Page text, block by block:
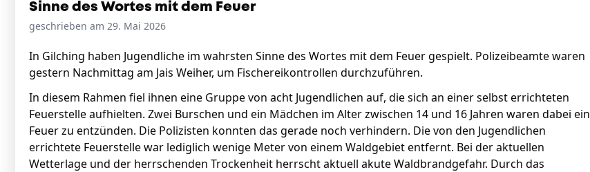
Sinne des Wortes mit dem Feuer
geschrieben am 29. Mai 2026
In Gilching haben Jugendliche im wahrsten Sinne des Wortes mit dem Feuer gespielt. Polizeibeamte waren
gestern Nachmittag am Jais Weiher, um Fischereikontrollen durchzuführen.
In diesem Rahmen fiel ihnen eine Gruppe von acht Jugendlichen auf, die sich an einer selbst errichteten
Feuerstelle aufhielten. Zwei Burschen und ein Mädchen im Alter zwischen 14 und 16 Jahren waren dabei ein
Feuer zu entzünden. Die Polizisten konnten das gerade noch verhindern. Die von den Jugendlichen
errichtete Feuerstelle war lediglich wenige Meter von einem Waldgebiet entfernt. Bei der aktuellen
Wetterlage und der herrschenden Trockenheit herrscht aktuell akute Waldbrandgefahr. Durch das